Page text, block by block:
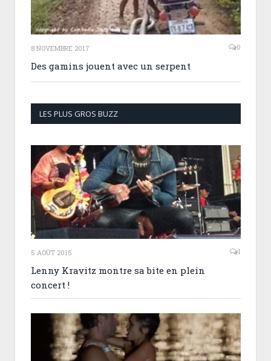
8 NOVEMBRE 2017 0
Des gamins jouent avec un serpent
LES PLUS GROS BUZZ
5 AOÛT 2015 1
Lenny Kravitz montre sa bite en plein
concert !